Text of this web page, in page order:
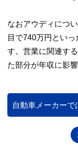
なおアウディにつ
目で740万円とい
す。営業に関連す
た部分が年収に影
自動車メーカーで